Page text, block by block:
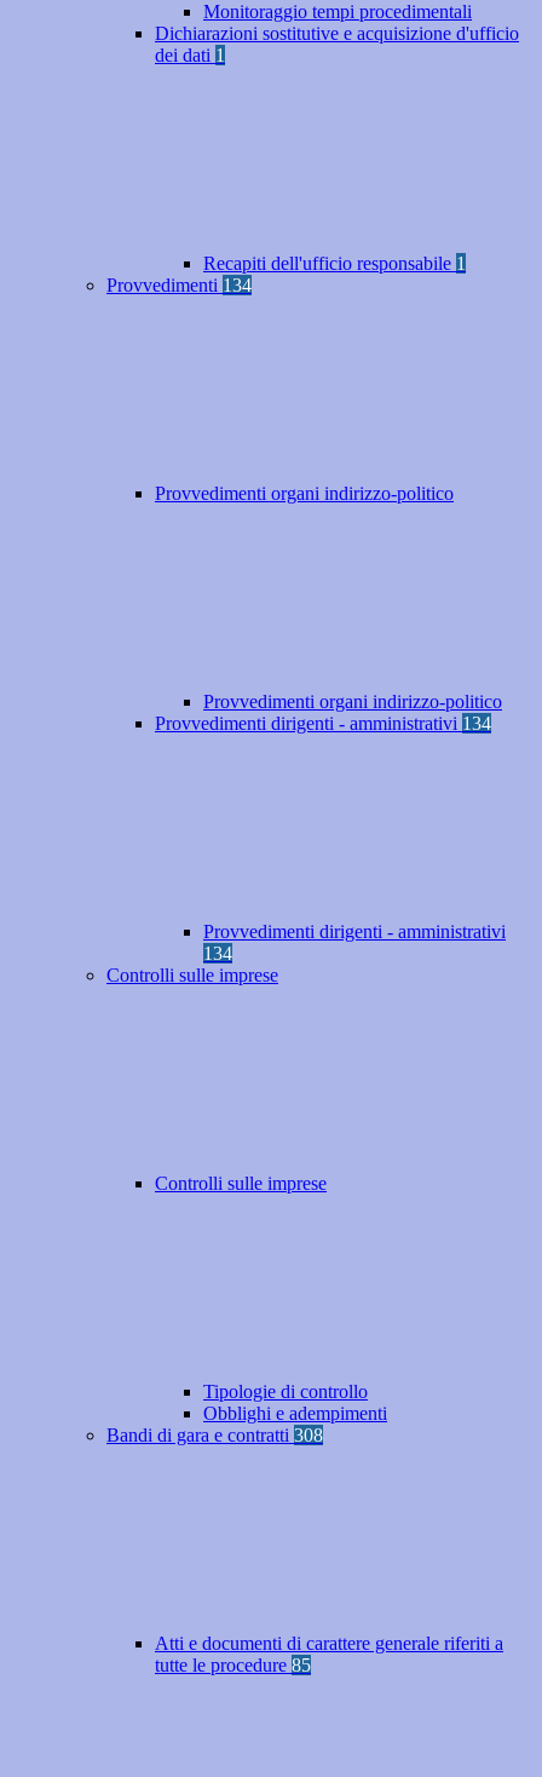
Monitoraggio tempi procedimentali
Dichiarazioni sostitutive e acquisizione d'ufficio
dei dati 1
Recapiti dell'ufficio responsabile 1
Provvedimenti 134
Provvedimenti organi indirizzo-politico
Provvedimenti organi indirizzo-politico
Provvedimenti dirigenti - amministrativi 134
Provvedimenti dirigenti - amministrativi
134
Controlli sulle imprese
Controlli sulle imprese
Tipologie di controllo
Obblighi e adempimenti
Bandi di gara e contratti 308
Atti e documenti di carattere generale riferiti a
tutte le procedure 85